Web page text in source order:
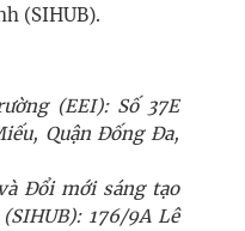
(SIHUB).
(EEI): Số 37E
Quận Đống Đa,
Đổi mới sáng tạo
176/9A Lê